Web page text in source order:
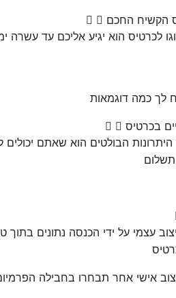
לכרטיס הוא יגיע אליכם עד עשרה
לך כמה דוגמאות
הבולטים הוא שאתם יכולים
עצמי על ידי הכנסה נתונים